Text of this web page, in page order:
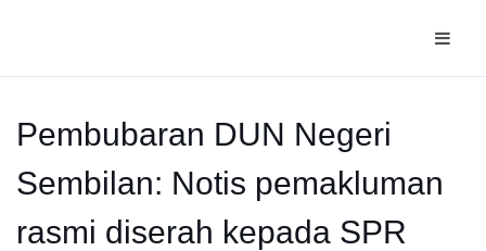
Pembubaran DUN Negeri
Sembilan: Notis pemakluman
rasmi diserah kepada SPR